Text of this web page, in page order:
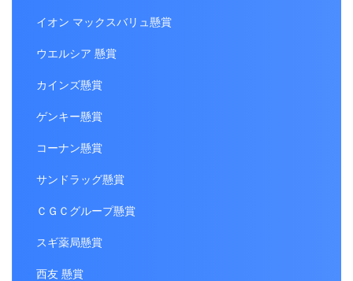
イオン マックスバリュ懸賞
ウエルシア 懸賞
カインズ懸賞
ゲンキー懸賞
コーナン懸賞
サンドラッグ懸賞
ＣＧＣグループ懸賞
スギ薬局懸賞
西友 懸賞